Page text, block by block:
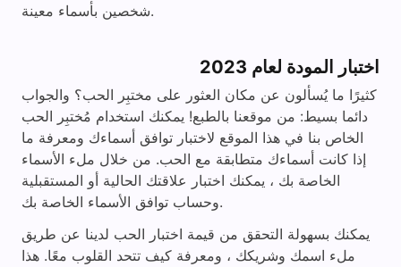
شخصين بأسماء معينة.
اختبار المودة لعام 2023
كثيرًا ما يُسألون عن مكان العثور على مختبِر الحب؟ والجواب
دائما بسيط: من موقعنا بالطبع! يمكنك استخدام مُختبِر الحب
الخاص بنا في هذا الموقع لاختبار توافق أسماءك ومعرفة ما
إذا كانت أسماءك متطابقة مع الحب. من خلال ملء الأسماء
الخاصة بك ، يمكنك اختبار علاقتك الحالية أو المستقبلية
وحساب توافق الأسماء الخاصة بك.
يمكنك بسهولة التحقق من قيمة اختبار الحب لدينا عن طريق
ملء اسمك وشريكك ، ومعرفة كيف تتحد القلوب معًا. هذا